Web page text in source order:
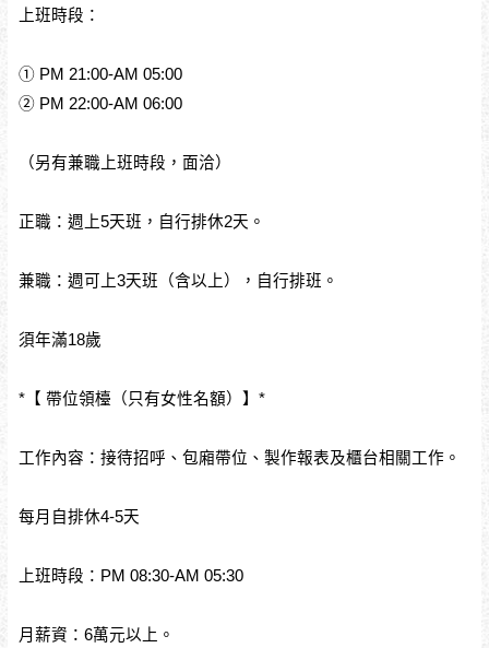
上班時段：
① PM 21:00-AM 05:00
② PM 22:00-AM 06:00
（另有兼職上班時段，面洽）
正職：週上5天班，自行排休2天。
兼職：週可上3天班（含以上），自行排班。
須年滿18歲
*【 帶位領檯（只有女性名額）】*
工作內容：接待招呼、包廂帶位、製作報表及櫃台相關工作。
每月自排休4-5天
上班時段：PM 08:30-AM 05:30
月薪資：6萬元以上。